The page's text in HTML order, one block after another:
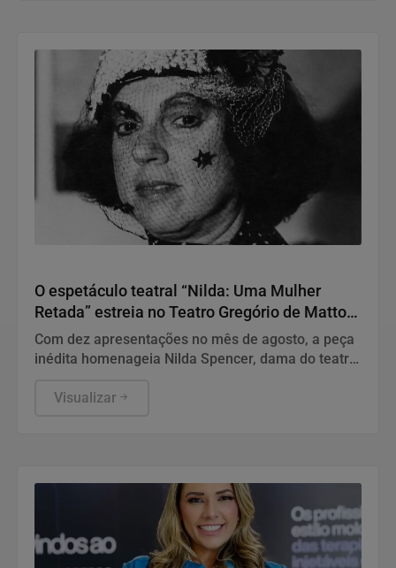
O espetáculo teatral “Nilda: Uma Mulher
Retada” estreia no Teatro Gregório de Mattos,
em Salvador
Com dez apresentações no mês de agosto, a peça
inédita homenageia Nilda Spencer, dama do teatro
Visualizar